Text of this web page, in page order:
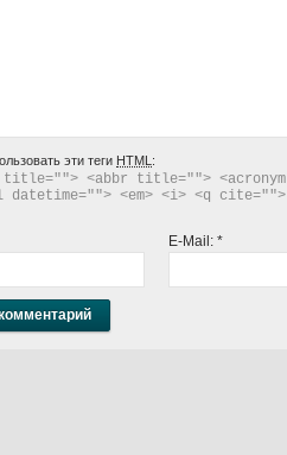
эти теги HTML :
<abbr title="">
datetime=""> <em> <i> <q
E-Mail: *